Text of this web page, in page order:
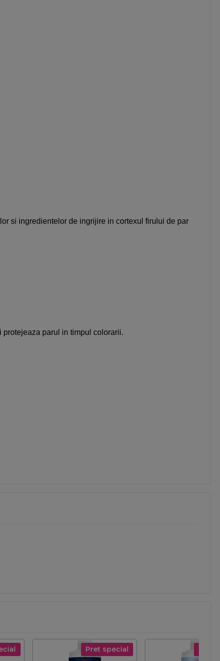
si ingredientelor de ingrijire in cortexul firului de par
parul in timpul colorarii.
Pret special